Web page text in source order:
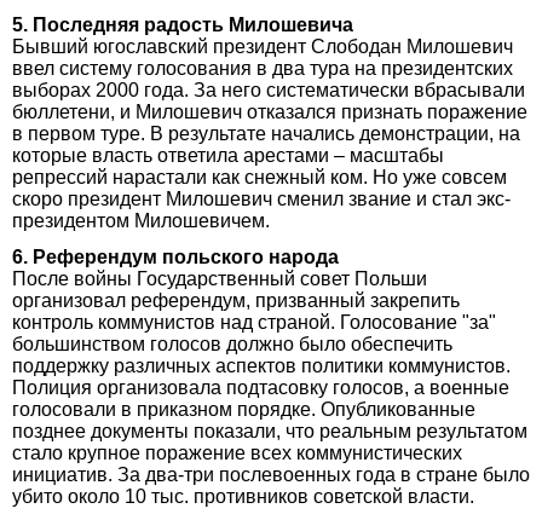
5. Последняя радость Милошевича
Бывший югославский президент Слободан Милошевич
ввел систему голосования в два тура на президентских
выборах 2000 года. За него систематически вбрасывали
бюллетени, и Милошевич отказался признать поражение
в первом туре. В результате начались демонстрации, на
которые власть ответила арестами – масштабы
репрессий нарастали как снежный ком. Но уже совсем
скоро президент Милошевич сменил звание и стал экс-
президентом Милошевичем.
6. Референдум польского народа
После войны Государственный совет Польши
организовал референдум, призванный закрепить
контроль коммунистов над страной. Голосование "за"
большинством голосов должно было обеспечить
поддержку различных аспектов политики коммунистов.
Полиция организовала подтасовку голосов, а военные
голосовали в приказном порядке. Опубликованные
позднее документы показали, что реальным результатом
стало крупное поражение всех коммунистических
инициатив. За два-три послевоенных года в стране было
убито около 10 тыс. противников советской власти.